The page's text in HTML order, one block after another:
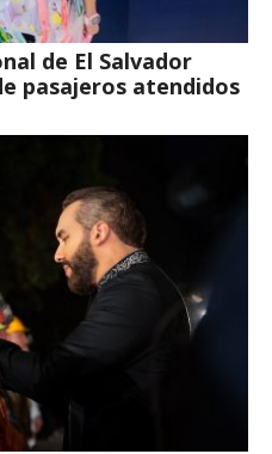
de El Salvador
pasajeros atendidos